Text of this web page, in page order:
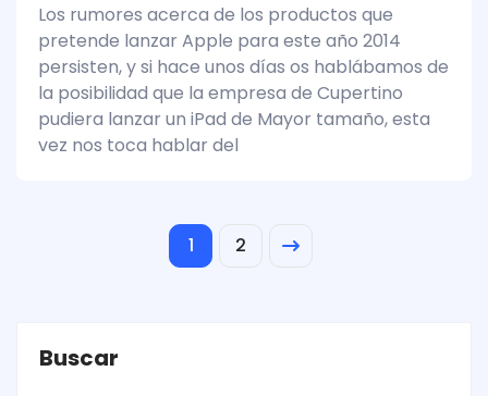
Los rumores acerca de los productos que
pretende lanzar Apple para este año 2014
persisten, y si hace unos días os hablábamos de
la posibilidad que la empresa de Cupertino
pudiera lanzar un iPad de Mayor tamaño, esta
vez nos toca hablar del
1 2
Buscar